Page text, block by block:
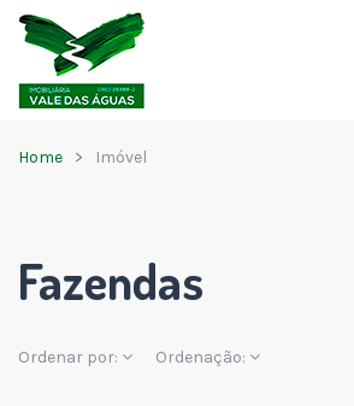
Home Imóvel
Fazendas
Ordenar por: Ordenação: